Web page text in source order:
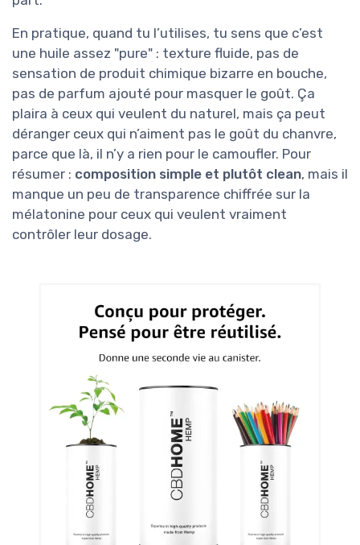
En pratique, quand tu l’utilises, tu sens que c’est
une huile assez "pure" : texture fluide, pas de
sensation de produit chimique bizarre en bouche,
pas de parfum ajouté pour masquer le goût. Ça
plaira à ceux qui veulent du naturel, mais ça peut
déranger ceux qui n’aiment pas le goût du chanvre,
parce que là, il n’y a rien pour le camoufler. Pour
résumer : composition simple et plutôt clean, mais il
manque un peu de transparence chiffrée sur la
mélatonine pour ceux qui veulent vraiment
contrôler leur dosage.